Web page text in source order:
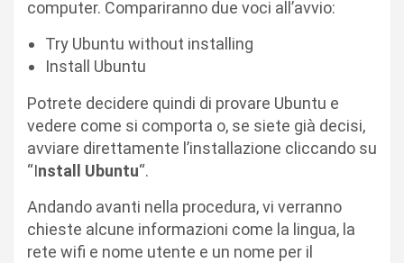
computer. Compariranno due voci all’avvio:
Try Ubuntu without installing
Install Ubuntu
Potrete decidere quindi di provare Ubuntu e
vedere come si comporta o, se siete già decisi,
avviare direttamente l’installazione cliccando su
“Install Ubuntu“.
Andando avanti nella procedura, vi verranno
chieste alcune informazioni come la lingua, la
rete wifi e nome utente e un nome per il